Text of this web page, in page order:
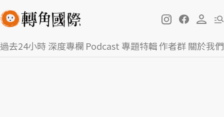
過去24小時深度專欄 Podcast 專題特輯作者群關於我們